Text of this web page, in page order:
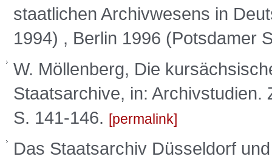
staatlichen Archivwesens in
1994) , Berlin 1996 (Potsdamer
W. Möllenberg, Die
Staatsarchive, in: Archivstudien.
S. 141-146.
permalink
Das Staatsarchiv Düsseldorf